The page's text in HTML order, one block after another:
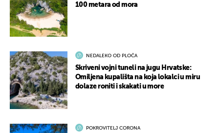
100 metara od mora
NEDALEKO OD PLOČA
Skriveni vojni tuneli na jugu Hrvatske:
Omiljena kupališta na koja lokalci u miru
dolaze roniti i skakati u more
POKROVITELJ CORONA